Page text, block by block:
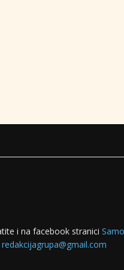
i na facebook stranici
redakcijagrupa@gmail.com